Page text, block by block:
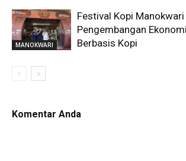
MANOKWARI
Festival Kopi
Pengembangan
Berbasis Kopi
Komentar Anda